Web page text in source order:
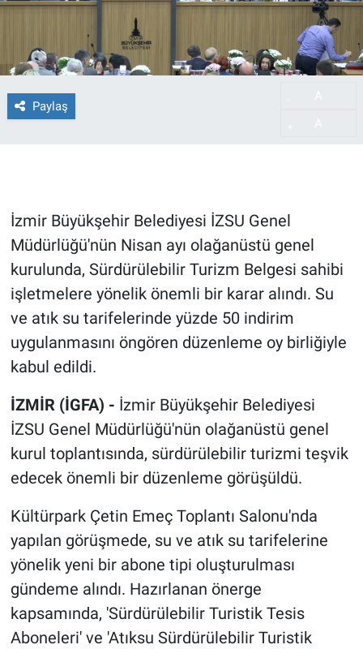
Paylaş
İzmir Büyükşehir Belediyesi İZSU Genel
Müdürlüğü'nün Nisan ayı olağanüstü genel
kurulunda, Sürdürülebilir Turizm Belgesi sahibi
işletmelere yönelik önemli bir karar alındı. Su
ve atık su tarifelerinde yüzde 50 indirim
uygulanmasını öngören düzenleme oy birliğiyle
kabul edildi.
İZMİR (İGFA) - İzmir Büyükşehir Belediyesi
İZSU Genel Müdürlüğü'nün olağanüstü genel
kurul toplantısında, sürdürülebilir turizmi teşvik
edecek önemli bir düzenleme görüşüldü.
Kültürpark Çetin Emeç Toplantı Salonu'nda
yapılan görüşmede, su ve atık su tarifelerine
yönelik yeni bir abone tipi oluşturulması
gündeme alındı. Hazırlanan önerge
kapsamında, 'Sürdürülebilir Turistik Tesis
Aboneleri' ve 'Atıksu Sürdürülebilir Turistik